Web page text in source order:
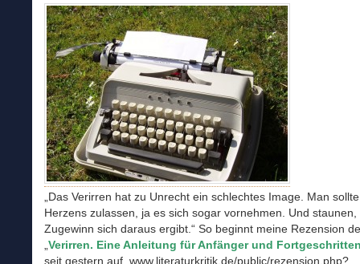
„Das Verirren hat zu Unrecht ein schlechtes Image. Man
Herzens zulassen, ja es sich sogar vornehmen. Und staunen,
Zugewinn sich daraus ergibt.“ So beginnt meine Rezension
Verirren. Eine Anleitung für Anfänger und
seit gestern auf www.literaturkritik.de/public/rezension.php?